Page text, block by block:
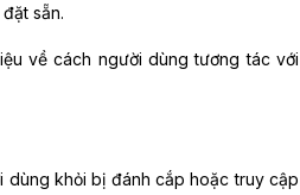
sẵn.
về cách người dùng tương tác với
khỏi bị đánh cắp hoặc truy cập